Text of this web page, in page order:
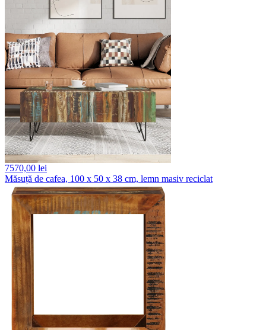
7570,00 lei
Măsuță de cafea, 100 x 50 x 38 cm, lemn masiv reciclat